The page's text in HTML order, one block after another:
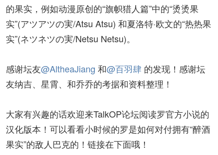
的果实，例如动漫原创的“旗帜猎人篇”中的“烫烫果
实”(アツアツの実/Atsu Atsu) 和夏洛特·欧文的“热热果
实”(ネツネツの実/Netsu Netsu)。
感谢坛友@AltheaJiang 和@百羽肆 的发现！感谢坛
友纳吉、星霄、和乔乔的考据和资料整理！
大家有兴趣的话欢迎来TalkOP论坛阅读罗官方小说的
汉化版本！可以看看小时候的罗是如何对付拥有“醉酒
果实”的敌人巴克的！链接在下面哦！